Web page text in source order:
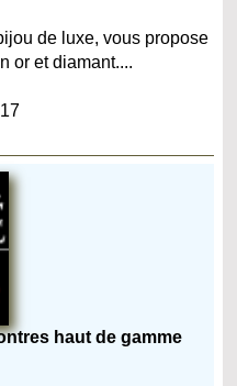
de luxe, vous propose
or et diamant....
haut de gamme